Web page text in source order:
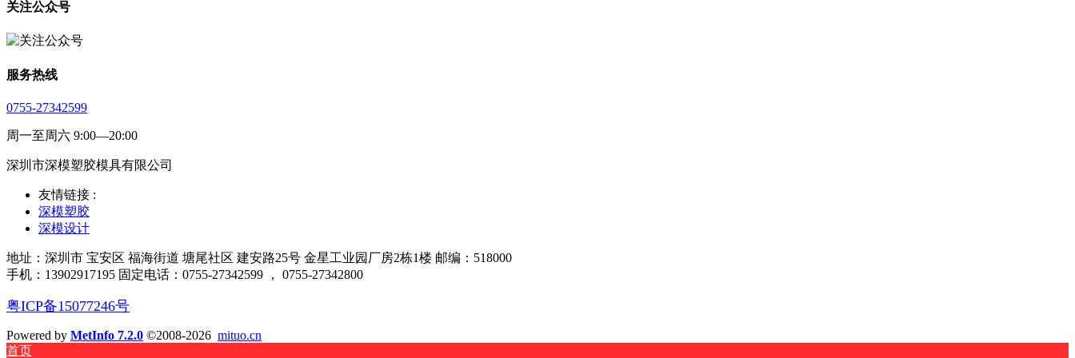
关注公众号
服务热线
0755-27342599
周一至周六 9:00—20:00
深圳市深模塑胶模具有限公司
友情链接 :
深模塑胶
深模设计
地址：深圳市 宝安区 福海街道 塘尾社区 建安路25号 金星工业园厂房2栋1楼 邮编：518000
手机：13902917195 固定电话：0755-27342599 ， 0755-27342800
粤ICP备15077246号
Powered by MetInfo 7.2.0 ©2008-2026 mituo.cn
首页